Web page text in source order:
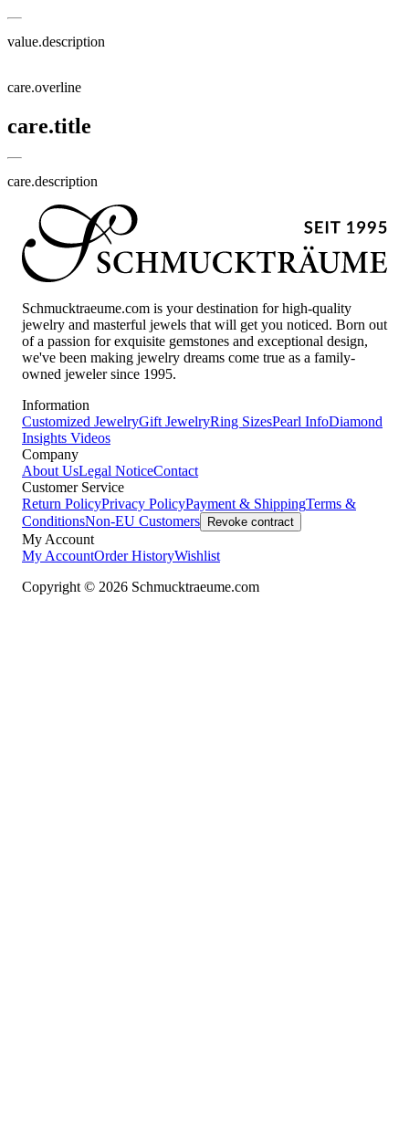
value.description
care.overline
care.title
care.description
Schmucktraeume.com is your destination for high-quality
jewelry and masterful jewels that will get you noticed. Born out
of a passion for exquisite gemstones and exceptional design,
we've been making jewelry dreams come true as a family-
owned jeweler since 1995.
Information
Customized JewelryGift JewelryRing SizesPearl InfoDiamond
Insights Videos
Company
About UsLegal NoticeContact
Customer Service
Return PolicyPrivacy PolicyPayment & ShippingTerms &
ConditionsNon-EU Customers Revoke contract
My Account
My AccountOrder HistoryWishlist
Copyright © 2026 Schmucktraeume.com